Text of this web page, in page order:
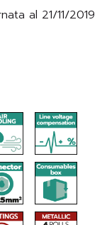
al 21/11/2019